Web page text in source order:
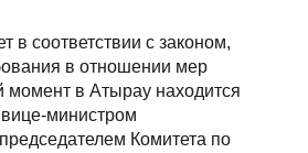
в соответствии с законом,
в отношении мер
момент в Атырау находится
министром
Комитета по